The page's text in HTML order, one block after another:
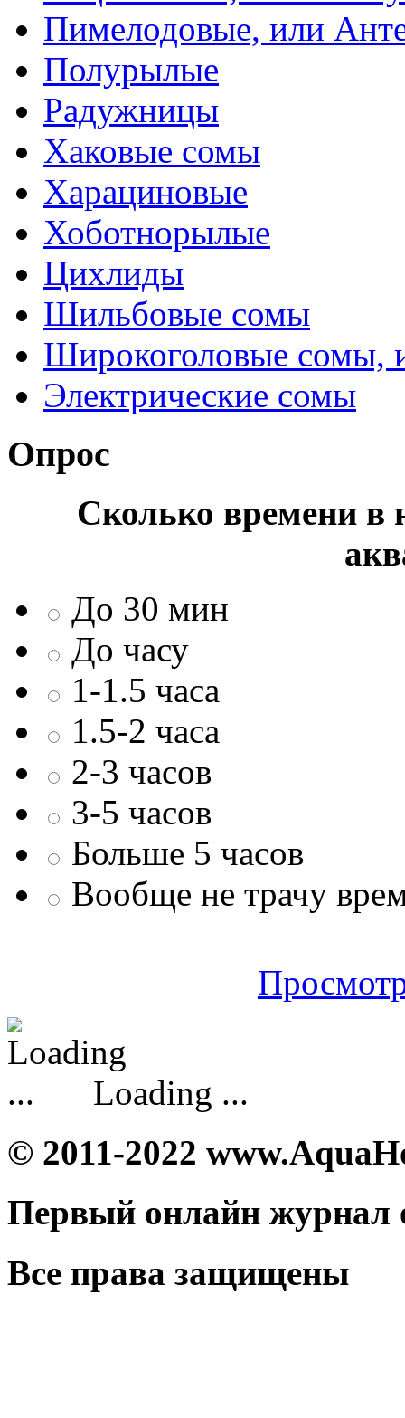
Пимелодовые, или
Полурылые
Радужницы
Хаковые сомы
Харациновые
Хоботнорылые
Цихлиды
Шильбовые сомы
Широкоголовые сомы,
Электрические сомы
Опрос
Сколько времени в
До 30 мин
До часу
1-1.5 часа
1.5-2 часа
2-3 часов
3-5 часов
Больше 5 часов
Вообще не трачу
Loading ...
© 2011-2022
Первый онлайн журнал
Все права защищены